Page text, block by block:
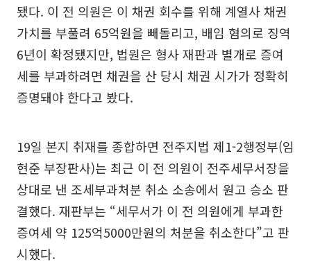
됐다. 이 전 의원은 이 채권 회수를 위해 계열사 채권
가치를 부풀려 65억원을 빼돌리고, 배임 혐의로 징역
6년이 확정됐지만, 법원은 형사 재판과 별개로 증여
세를 부과하려면 채권을 산 당시 채권 시가가 정확히
증명돼야 한다고 봤다.
19일 본지 취재를 종합하면 전주지법 제1-2행정부(임
현준 부장판사)는 최근 이 전 의원이 전주세무서장을
상대로 낸 조세부과처분 취소 소송에서 원고 승소 판
결했다. 재판부는 “세무서가 이 전 의원에게 부과한
증여세 약 125억5000만원의 처분을 취소한다”고 판
시했다.